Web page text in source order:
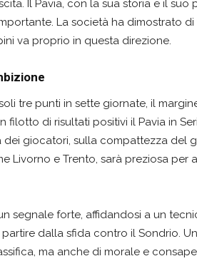
Il Pavia, con la sua storia e il
La società ha dimostrato
va proprio in questa direzione.
tre punti in sette giornate, il
filotto di risultati positivi il Pavia in
giocatori, sulla compattezza del
Livorno e Trento, sarà preziosa per
segnale forte, affidandosi a un
dalla sfida contro il Sondrio.
ma anche di morale e